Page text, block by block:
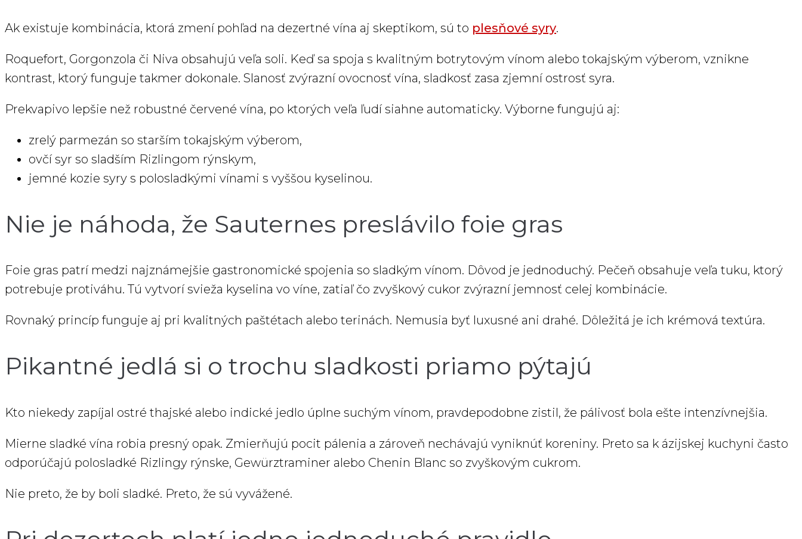
Ak existuje kombinácia, ktorá zmení pohľad na dezertné vína aj skeptikom, sú to plesňové syry.
Roquefort, Gorgonzola či Niva obsahujú veľa soli. Keď sa spoja s kvalitným botrytovým vínom alebo tokajským výberom, vznikne
kontrast, ktorý funguje takmer dokonale. Slanosť zvýrazní ovocnosť vína, sladkosť zasa zjemní ostrosť syra.
Prekvapivo lepšie než robustné červené vína, po ktorých veľa ľudí siahne automaticky. Výborne fungujú aj:
zrelý parmezán so starším tokajským výberom,
ovčí syr so sladším Rizlingom rýnskym,
jemné kozie syry s polosladkými vínami s vyššou kyselinou.
Nie je náhoda, že Sauternes preslávilo foie gras
Foie gras patrí medzi najznámejšie gastronomické spojenia so sladkým vínom. Dôvod je jednoduchý. Pečeň obsahuje veľa tuku, ktorý
potrebuje protiváhu. Tú vytvorí svieža kyselina vo víne, zatiaľ čo zvyškový cukor zvýrazní jemnosť celej kombinácie.
Rovnaký princíp funguje aj pri kvalitných paštétach alebo terinách. Nemusia byť luxusné ani drahé. Dôležitá je ich krémová textúra.
Pikantné jedlá si o trochu sladkosti priamo pýtajú
Kto niekedy zapíjal ostré thajské alebo indické jedlo úplne suchým vínom, pravdepodobne zistil, že pálivosť bola ešte intenzívnejšia.
Mierne sladké vína robia presný opak. Zmierňujú pocit pálenia a zároveň nechávajú vyniknúť koreniny. Preto sa k ázijskej kuchyni často
odporúčajú polosladké Rizlingy rýnske, Gewürztraminer alebo Chenin Blanc so zvyškovým cukrom.
Nie preto, že by boli sladké. Preto, že sú vyvážené.